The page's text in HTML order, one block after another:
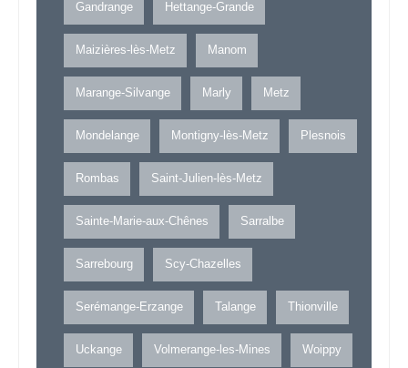
Gandrange Hettange-Grande
Maizières-lès-Metz Manom
Marange-Silvange Marly Metz
Mondelange Montigny-lès-Metz Plesnois
Rombas Saint-Julien-lès-Metz
Sainte-Marie-aux-Chênes Sarralbe
Sarrebourg Scy-Chazelles
Serémange-Erzange Talange Thionville
Uckange Volmerange-les-Mines Woippy